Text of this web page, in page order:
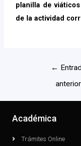
planilla de
de la actividad
←
anterior
Académica
Trámites Online